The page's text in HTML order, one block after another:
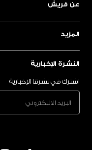
عن فريش
المزيد
النشرة الإخبارية
اشترك في نشرتنا الإخبارية